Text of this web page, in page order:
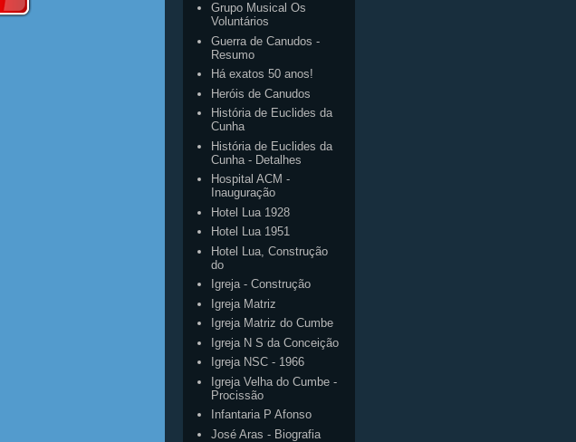
Grupo Musical Os
Voluntários
Guerra de Canudos -
Resumo
Há exatos 50 anos!
Heróis de Canudos
História de Euclides da
Cunha
História de Euclides da
Cunha - Detalhes
Hospital ACM -
Inauguração
Hotel Lua 1928
Hotel Lua 1951
Hotel Lua, Construção
do
Igreja - Construção
Igreja Matriz
Igreja Matriz do Cumbe
Igreja N S da Conceição
Igreja NSC - 1966
Igreja Velha do Cumbe -
Procissão
Infantaria P Afonso
José Aras - Biografia